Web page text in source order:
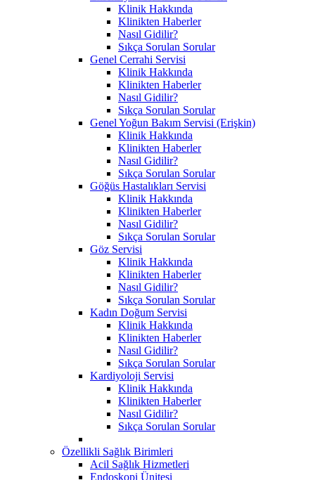
Klinik Hakkında
Klinikten Haberler
Nasıl Gidilir?
Sıkça Sorulan Sorular
Genel Cerrahi Servisi
Klinik Hakkında
Klinikten Haberler
Nasıl Gidilir?
Sıkça Sorulan Sorular
Genel Yoğun Bakım Servisi (Erişkin)
Klinik Hakkında
Klinikten Haberler
Nasıl Gidilir?
Sıkça Sorulan Sorular
Göğüs Hastalıkları Servisi
Klinik Hakkında
Klinikten Haberler
Nasıl Gidilir?
Sıkça Sorulan Sorular
Göz Servisi
Klinik Hakkında
Klinikten Haberler
Nasıl Gidilir?
Sıkça Sorulan Sorular
Kadın Doğum Servisi
Klinik Hakkında
Klinikten Haberler
Nasıl Gidilir?
Sıkça Sorulan Sorular
Kardiyoloji Servisi
Klinik Hakkında
Klinikten Haberler
Nasıl Gidilir?
Sıkça Sorulan Sorular
Özellikli Sağlık Birimleri
Acil Sağlık Hizmetleri
Endoskopi Ünitesi